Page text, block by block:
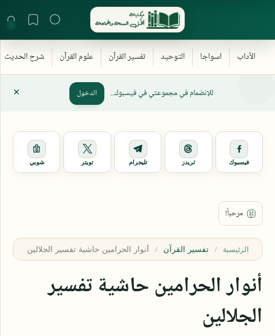
للإنضمام في مجموعتي في فيسبوك.. الدخول
فيسبوك ثريدز تليجرام تويتر شوبي
الرئيسية تفسير القرآن
أنوار الحرامين حاشية تفسير
الجلالين